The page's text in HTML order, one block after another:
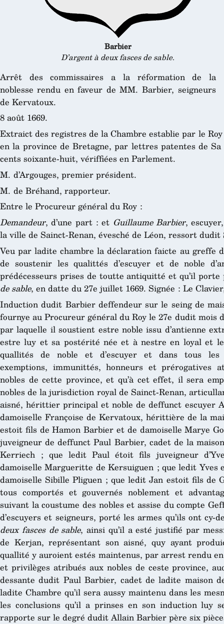
Barbier
D’argent à deux fasces de sable.
Arrêt des commissaires a la réformation de la
noblesse rendu en faveur de MM. Barbier, seigneurs
de Kervatoux.
8 août 1669.
Extraict des registres de la Chambre establie par le
en la province de Bretagne, par lettres patentes de
cents soixante-huit, vériffiées en Parlement.
M. d’Argouges, premier président.
M. de Bréhand, rapporteur.
Entre le Procureur général du Roy :
Demandeur, d’une part : et Guillaume Barbier,
la ville de Sainct-Renan, évesché de Léon, ressort
Veu par ladite chambre la déclaration faicte au greffe
de soustenir les qualittés d’escuyer et de noble
prédécesseurs prises de toutte antiquitté et qu’il
de sable, en datte du 27e juillet 1669. Signée : Le
Induction dudit Barbier deffendeur sur le seing de
fournye au Procureur général du Roy le 27e dudit
par laquelle il soustient estre noble issu d’antienne
estre luy et sa postérité née et à nestre en loyal et
quallités de noble et d’escuyer et dans tous les
exemptions, immunittés, honneurs et prérogatives
nobles de cette province, et qu’à cet effet, il sera
nobles de la jurisdiction royal de Sainct-Renan,
aisné, hérittier principal et noble de deffunct escuyer
damoiselle Françoise de Kervatoux, hérittière de la
estoit fils de Hamon Barbier et de damoiselle Marye
juveigneur de deffunct Paul Barbier, cadet de la
Kerriech ; que ledit Paul étoit fils juveigneur
damoiselle Margueritte de Kersuiguen ; que ledit Yves
damoiselle Sibille Pliguen ; que ledit Jan estoit fils de
tous comportés et gouvernés noblement et
suivant la coustume des nobles et assise du compte
d’escuyers et seigneurs, porté les armes qu’ils ont
deux fasces de sable, ainsi qu’il a esté justifié par
de Kerjan, représentant son aisné, quy ayant
quallité y auroient estés maintenus, par arrest rendu
et privilèges atribués aux nobles de ceste province,
dessante dudit Paul Barbier, cadet de ladite maison
ladite Chambre qu’il sera aussy maintenu dans les
les conclusions qu’il a prinses en son induction luy
rapporte sur le degré dudit Allain Barbier père six